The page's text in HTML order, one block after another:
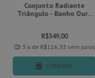
Conjunto Radiante
Triângulo - Banho Ouro
R$349,00
3 x de R$116,33 sem juros
COMPRAR